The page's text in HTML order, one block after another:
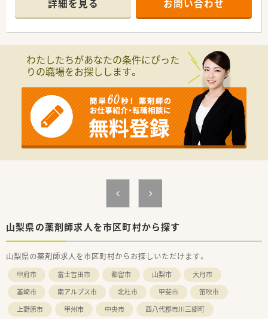
詳細を見る お問い合わせ
わたしたちがあなたの条件にぴった
りの職場をお探しします。
山梨県の薬剤師求人を市区町村から探す
山梨県の薬剤師求人を市区町村からお探しいただけます。
甲府市 富士吉田市 都留市 山梨市
大月市
韮崎市
南アルプス市 北杜市 甲斐市
笛吹市
上野原市
甲州市 中央市
西八代郡市川三郷町